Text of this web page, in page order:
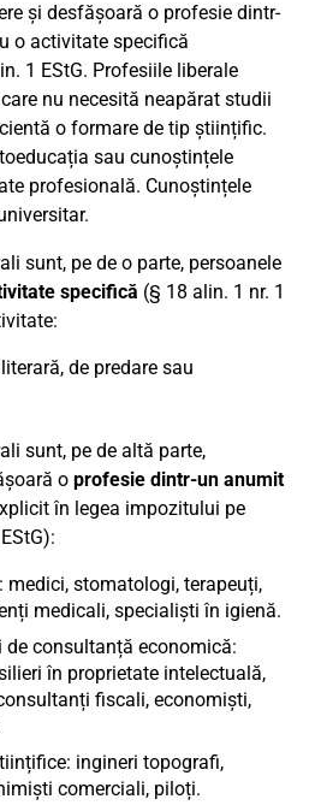
și desfășoară o profesie dintr-
o activitate specifică
1 EStG. Profesiile liberale
nu necesită neapărat studii
o formare de tip științific.
sau cunoștințele
profesională. Cunoștințele
sunt, pe de o parte, persoanele
specifică (§ 18 alin. 1 nr. 1
de predare sau
sunt, pe de altă parte,
o profesie dintr-un anumit
în legea impozitului pe
medici, stomatologi, terapeuți,
medicali, specialiști în igienă.
de consultanță economică:
în proprietate intelectuală,
fiscali, economiști,
ingineri topografi,
comerciali, piloți.